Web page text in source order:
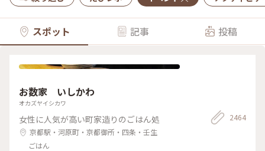
スポット 記事 投稿
お数家 いしかわ
オカズヤイシカワ
女性に人気が高い町家造りのごはん処
京都駅・河原町・京都御所・四条・壬生
ごはん
2464